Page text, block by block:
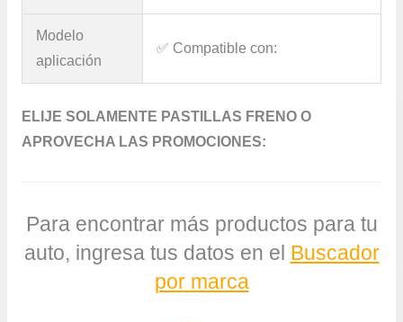
Modelo
aplicación
✅​ Compatible con:
ELIJE SOLAMENTE PASTILLAS FRENO O
APROVECHA LAS PROMOCIONES:
Para encontrar más productos para tu
auto, ingresa tus datos en el Buscador
por marca